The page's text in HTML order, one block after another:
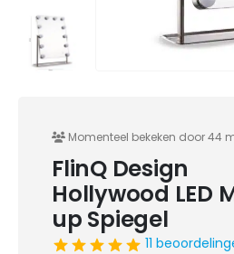
Momenteel bekeken door 44
FlinQ Design
Hollywood LED
up Spiegel
11